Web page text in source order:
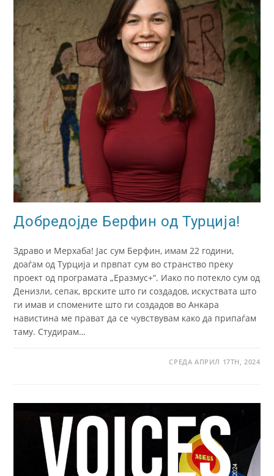
Добредојде Берфин од Турција!
Здраво и Мерхаба! Јас сум Берфин, имам 22 години,
доаѓам од Турција и првпат сум во странство преку
проект од програмата „Еразмус+“. Иако по потекло сум од
Денизли, сепак, врските што ги создадов, искуствата што
ги имав и спомените што ги создадов во Анкара
навистина ме прават да се чувствувам како да припаѓам
таму. Студирам…
СРЕДА АПРИЛ 17TH, 2024